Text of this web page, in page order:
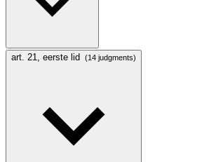
art. 21, eerste lid (14 judgments)